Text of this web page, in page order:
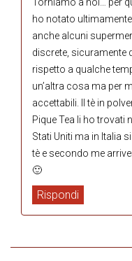
Torniamo a noi… per
ho notato
anche alcuni
discrete, sicuramente
rispetto a qualche
un’altra cosa ma per
accettabili. Il tè in
Pique Tea li ho trovati
Stati Uniti ma in Italia
tè e secondo me
🙂
Rispondi